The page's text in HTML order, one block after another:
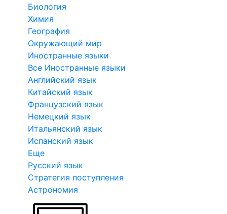
Биология
Химия
География
Окружающий мир
Иностранные языки
Все Иностранные языки
Английский язык
Китайский язык
Французский язык
Немецкий язык
Итальянский язык
Испанский язык
Еще
Русский язык
Стратегия поступления
Астрономия